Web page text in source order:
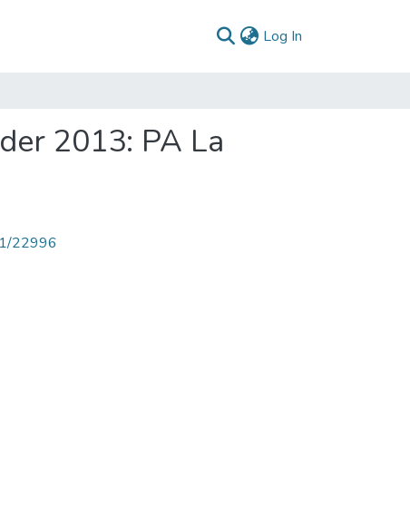
Log In
2013: PA La
22996